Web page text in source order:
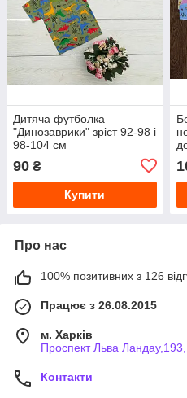
Дитяча футболка
"Динозаврики" зріст 92-98 і
98-104 см
90 ₴
Купити
Про нас
100% позитивних з 126
Працює з 26.08.2015
м. Харків
Проспект Льва Ландау,193,
Контакти